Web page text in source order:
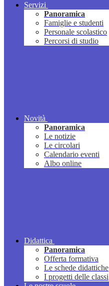
Servizi
Panoramica
Famiglie e studenti
Personale scolastico
Percorsi di studio
Novità
Panoramica
Le notizie
Le circolari
Calendario eventi
Albo online
Didattica
Panoramica
Offerta formativa
Le schede didattiche
I progetti delle classi